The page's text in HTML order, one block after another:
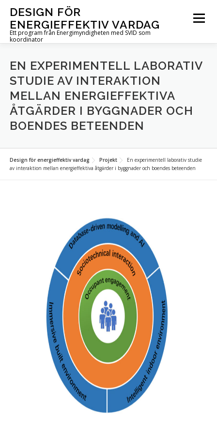
innehåll
DESIGN FÖR
ENERGIEFFEKTIV VARDAG
Ett program från Energimyndigheten med SVID som
koordinator
Meny
OM PROGRAMMET UTLYSNINGAR PROJEKT
AKTUELLT FÖR DIG I PROJEKT KONTAKT
EN EXPERIMENTELL LABORATIV
STUDIE AV INTERAKTION
MELLAN ENERGIEFFEKTIVA
ÅTGÄRDER I BYGGNADER OCH
BOENDES BETEENDEN
Design för energieffektiv vardag Projekt
En experimentell laborativ studie
av interaktion mellan energieffektiva åtgärder i byggnader och boendes beteenden